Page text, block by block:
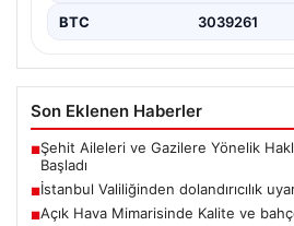
BTC 3039261
Son Eklenen Haberler
■Şehit Aileleri ve Gazilere Yönelik
Başladı
■İstanbul Valiliğinden dolandırıcılık
■Açık Hava Mimarisinde Kalite ve